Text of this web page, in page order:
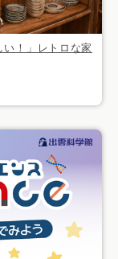
い！」レトロな家